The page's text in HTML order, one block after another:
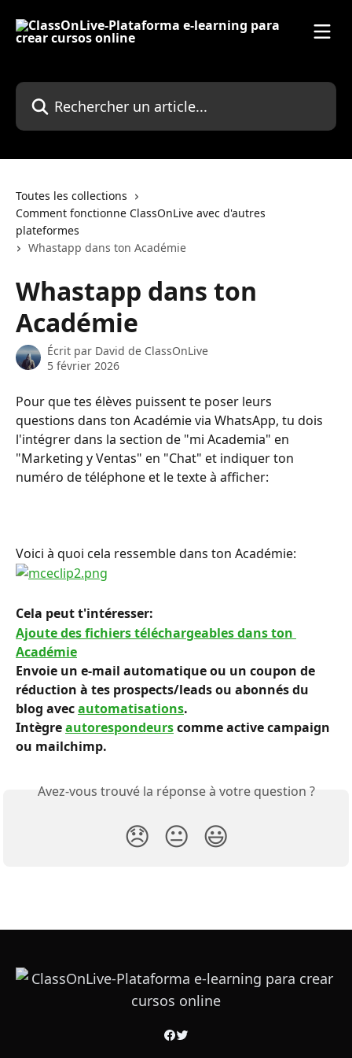
Rechercher un article...
Toutes les collections
Comment fonctionne ClassOnLive avec d'autres
plateformes
Whastapp dans ton Académie
Whastapp dans ton
Académie
Écrit par David de ClassOnLive
5 février 2026
Pour que tes élèves puissent te poser leurs
questions dans ton Académie via WhatsApp, tu dois
l'intégrer dans la section de "mi Academia" en
"Marketing y Ventas" en "Chat" et indiquer ton
numéro de téléphone et le texte à afficher:
Voici à quoi cela ressemble dans ton Académie:
Cela peut t'intéresser:
Ajoute des fichiers téléchargeables dans ton
Académie
Envoie un e-mail automatique ou un coupon de
réduction à tes prospects/leads ou abonnés du
blog avec automatisations.
Intègre autorespondeurs comme active campaign
ou mailchimp.
Avez-vous trouvé la réponse à votre question ?
😞 😐 😃